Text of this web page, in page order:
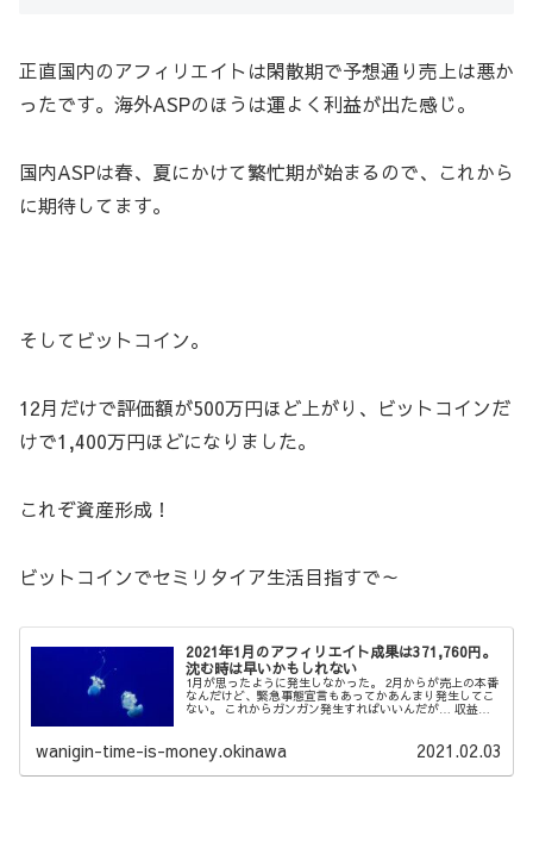
正直国内のアフィリエイトは閑散期で予想通り売上は悪か
ったです。海外ASPのほうは運よく利益が出た感じ。
国内ASPは春、夏にかけて繁忙期が始まるので、これから
に期待してます。
そしてビットコイン。
12月だけで評価額が500万円ほど上がり、ビットコインだ
けで1,400万円ほどになりました。
これぞ資産形成！
ビットコインでセミリタイア生活目指すで～
2021年1月のアフィリエイト成果は371,760円。
沈む時は早いかもしれない
1月が思ったように発生しなかった。 2月からが売上の本番
なんだけど、緊急事態宣言もあってかあんまり発生してこ
ない。 これからガンガン発生すればいいんだが… 収益
wanigin-time-is-money.okinawa 2021.02.03